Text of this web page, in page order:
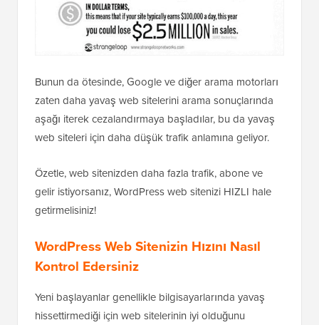
Bunun da ötesinde, Google ve diğer arama motorları
zaten daha yavaş web sitelerini arama sonuçlarında
aşağı iterek cezalandırmaya başladılar, bu da yavaş
web siteleri için daha düşük trafik anlamına geliyor.
Özetle, web sitenizden daha fazla trafik, abone ve
gelir istiyorsanız, WordPress web sitenizi HIZLI hale
getirmelisiniz!
WordPress Web Sitenizin Hızını Nasıl
Kontrol Edersiniz
Yeni başlayanlar genellikle bilgisayarlarında yavaş
hissettirmediği için web sitelerinin iyi olduğunu